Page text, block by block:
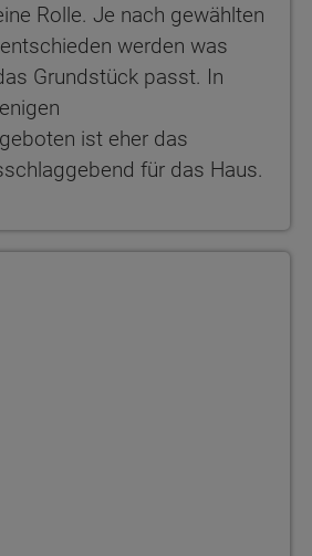
Rolle. Je nach gewählten
werden was
Grundstück passt. In
ist eher das
für das Haus.